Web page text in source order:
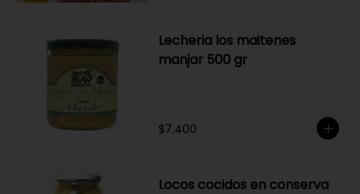
Lecheria los maitenes
manjar 500 gr
$7.400
Locos cocidos en conserva